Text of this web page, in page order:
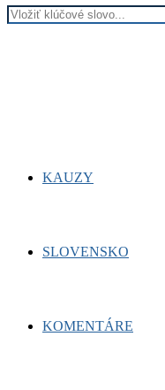
Search
KAUZY
SLOVENSKO
KOMENTÁRE